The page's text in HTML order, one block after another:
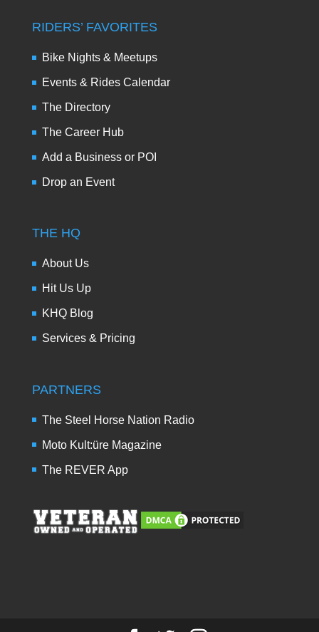
RIDERS’ FAVORITES
Bike Nights & Meetups
Events & Rides Calendar
The Directory
The Career Hub
Add a Business or POI
Drop an Event
THE HQ
About Us
Hit Us Up
KHQ Blog
Services & Pricing
PARTNERS
The Steel Horse Nation Radio
Moto Kult:üre Magazine
The REVER App